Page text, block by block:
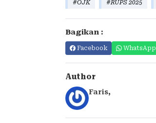
#OJK #RUPS 2025
Bagikan :
Facebook WhatsApp
Author
Faris,